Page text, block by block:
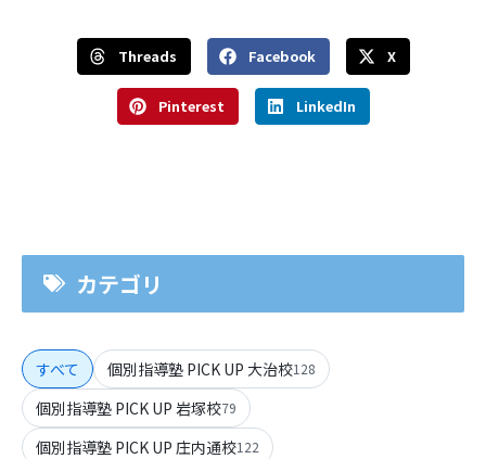
Threads Facebook X
Pinterest LinkedIn
カテゴリ
すべて 個別指導塾 PICK UP 大治校128
個別指導塾 PICK UP 岩塚校79
個別指導塾 PICK UP 庄内通校122